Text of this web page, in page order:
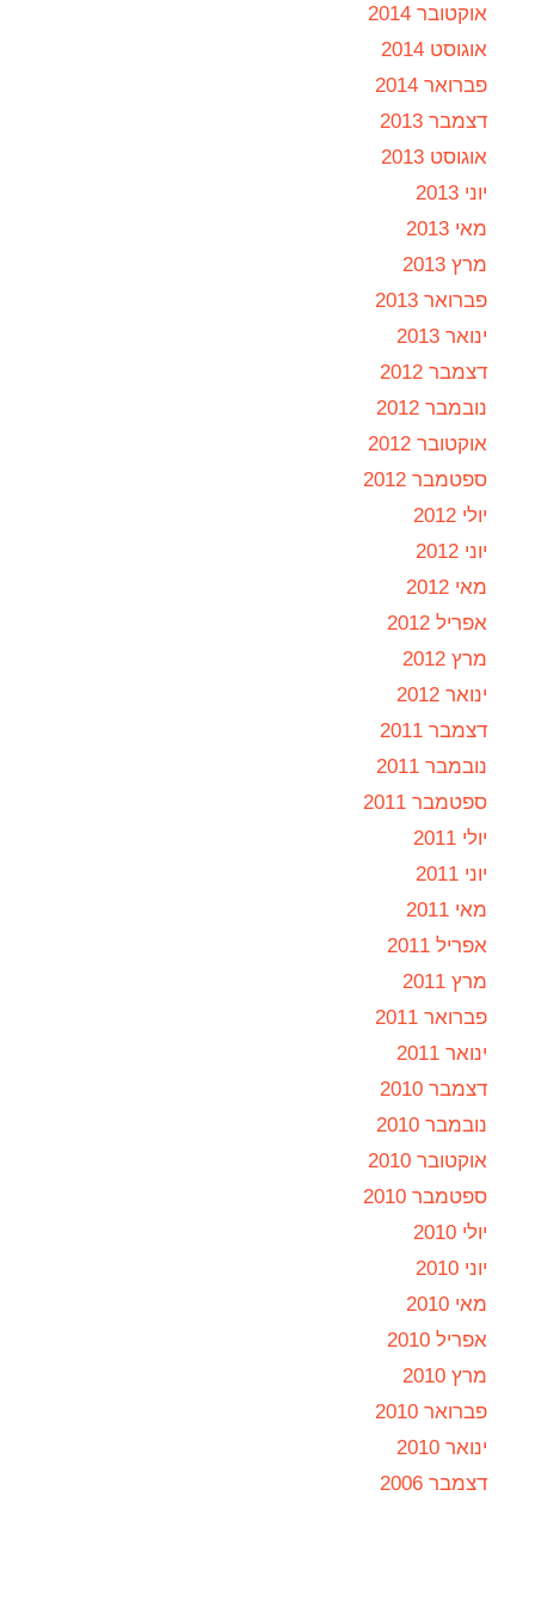
אוקטובר 2014
אוגוסט 2014
פברואר 2014
דצמבר 2013
אוגוסט 2013
יוני 2013
מאי 2013
מרץ 2013
פברואר 2013
ינואר 2013
דצמבר 2012
נובמבר 2012
אוקטובר 2012
ספטמבר 2012
יולי 2012
יוני 2012
מאי 2012
אפריל 2012
מרץ 2012
ינואר 2012
דצמבר 2011
נובמבר 2011
ספטמבר 2011
יולי 2011
יוני 2011
מאי 2011
אפריל 2011
מרץ 2011
פברואר 2011
ינואר 2011
דצמבר 2010
נובמבר 2010
אוקטובר 2010
ספטמבר 2010
יולי 2010
יוני 2010
מאי 2010
אפריל 2010
מרץ 2010
פברואר 2010
ינואר 2010
דצמבר 2006